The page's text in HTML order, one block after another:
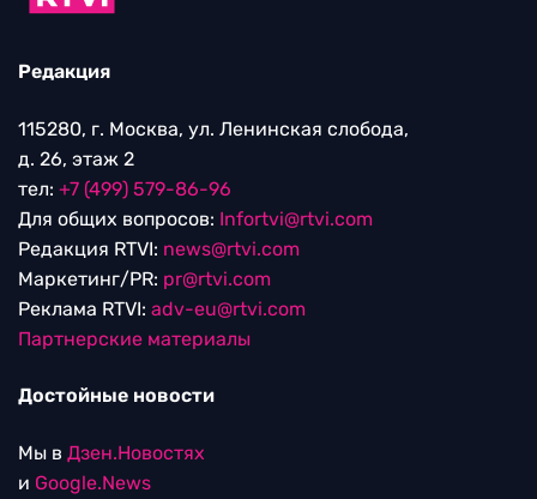
Редакция
115280, г. Москва, ул. Ленинская слобода,
д. 26, этаж 2
тел: +7 (499) 579-86-96
Для общих вопросов: Infortvi@rtvi.com
Редакция RTVI: news@rtvi.com
Маркетинг/PR: pr@rtvi.com
Реклама RTVI: adv-eu@rtvi.com
Партнерские материалы
Достойные новости
Мы в Дзен.Новостях
и Google.News